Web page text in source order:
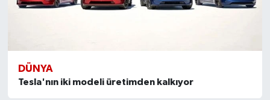
DÜNYA
Tesla'nın iki modeli üretimden kalkıyor